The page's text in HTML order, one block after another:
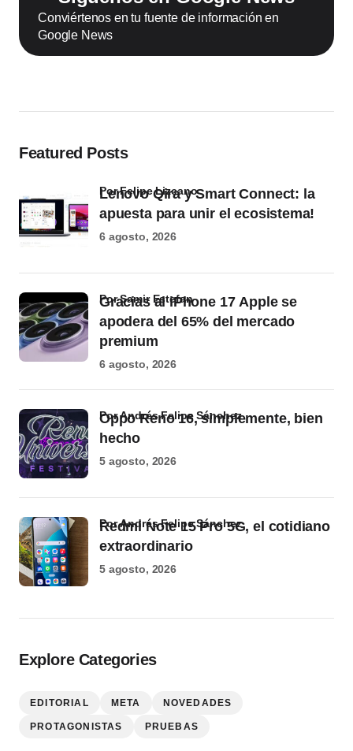
Conviértenos en tu fuente de información en
Google News
Featured Posts
Lenovo Qira y Smart Connect: la
apuesta para unir el ecosistema!
por Felipe Lizcano
6 agosto, 2026
Gracias al iPhone 17 Apple se
apodera del 65% del mercado
premium
por Samir Estefan
6 agosto, 2026
Oppo Reno 16, simplemente, bien
hecho
por Andrés Felipe Sánchez
5 agosto, 2026
Redmi Note 15 Pro 5G, el cotidiano
extraordinario
por Andrés Felipe Sánchez
5 agosto, 2026
Explore Categories
EDITORIAL META NOVEDADES
PROTAGONISTAS PRUEBAS